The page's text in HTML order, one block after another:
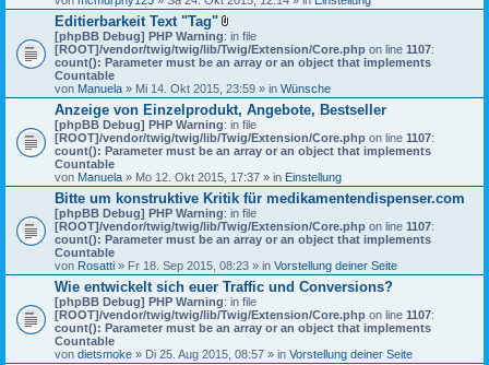
a
a
n
Editierbarkeit Text "Tag"
D
a
i
a
n
h
a
n
[phpBB Debug] PHP Warning: in file
[ROOT]/vendor/twig/twig/lib/Twig/Extension/Core.php on line 1107:
count(): Parameter must be an array or an object that implements
Countable
von Manuela » Mi 14. Okt 2015, 23:59 » in Wünsche
Anzeige von Einzelprodukt, Angebote, Bestseller
[phpBB Debug] PHP Warning: in file
[ROOT]/vendor/twig/twig/lib/Twig/Extension/Core.php on line 1107:
count(): Parameter must be an array or an object that implements
Countable
von Manuela » Mo 12. Okt 2015, 17:37 » in Einstellung
Bitte um konstruktive Kritik für medikamentendispenser.com
[phpBB Debug] PHP Warning: in file
[ROOT]/vendor/twig/twig/lib/Twig/Extension/Core.php on line 1107:
count(): Parameter must be an array or an object that implements
Countable
von Rosatti » Fr 18. Sep 2015, 08:23 » in Vorstellung deiner Seite
Wie entwickelt sich euer Traffic und Conversions?
[phpBB Debug] PHP Warning: in file
[ROOT]/vendor/twig/twig/lib/Twig/Extension/Core.php on line 1107:
count(): Parameter must be an array or an object that implements
Countable
von dietsmoke » Di 25. Aug 2015, 08:57 » in Vorstellung deiner Seite